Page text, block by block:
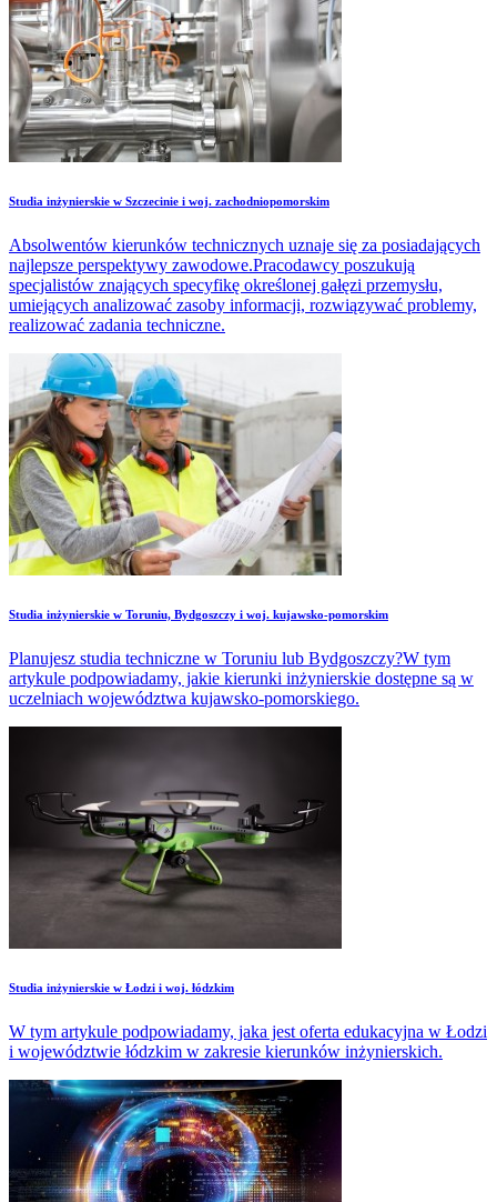
Studia inżynierskie w Szczecinie i woj. zachodniopomorskim
Absolwentów kierunków technicznych uznaje się za posiadających
najlepsze perspektywy zawodowe.Pracodawcy poszukują
specjalistów znających specyfikę określonej gałęzi przemysłu,
umiejących analizować zasoby informacji, rozwiązywać problemy,
realizować zadania techniczne.
Studia inżynierskie w Toruniu, Bydgoszczy i woj. kujawsko-pomorskim
Planujesz studia techniczne w Toruniu lub Bydgoszczy?W tym
artykule podpowiadamy, jakie kierunki inżynierskie dostępne są w
uczelniach województwa kujawsko-pomorskiego.
Studia inżynierskie w Łodzi i woj. łódzkim
W tym artykule podpowiadamy, jaka jest oferta edukacyjna w Łodzi
i województwie łódzkim w zakresie kierunków inżynierskich.